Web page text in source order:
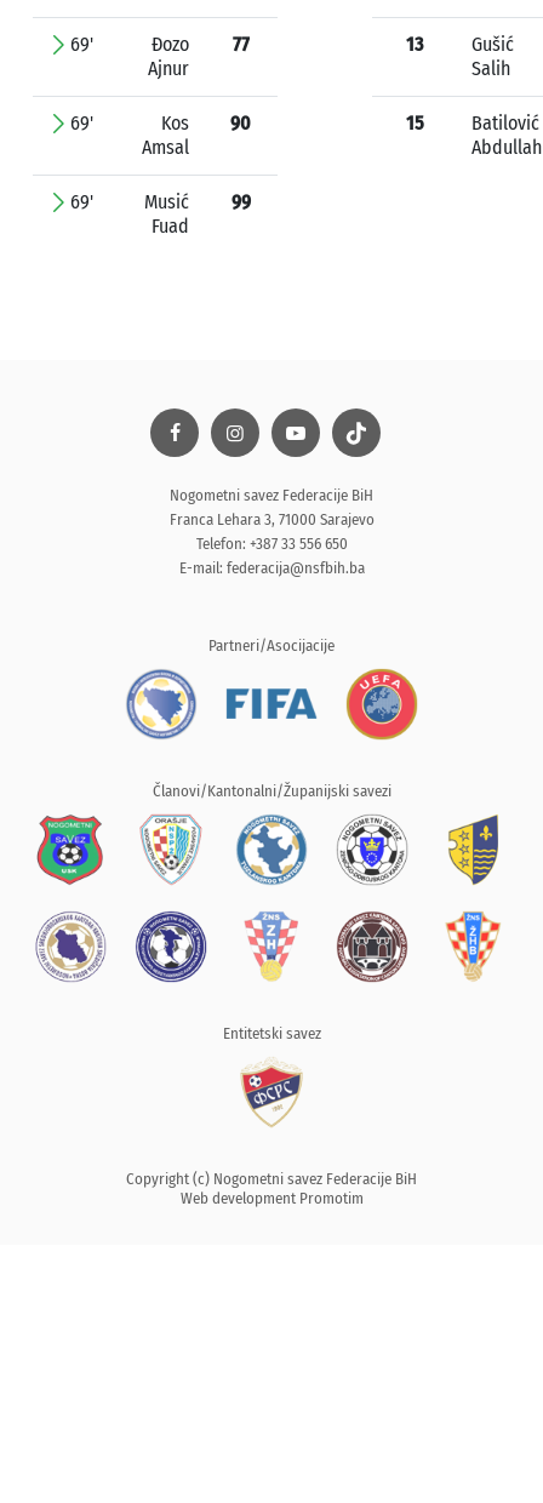
69'
Đozo
Ajnur
77
69'
Kos
Amsal
90
69'
Musić
Fuad
99
13
Gušić
Salih
15
Batilović
Abdullah
Nogometni savez Federacije BiH
Franca Lehara 3, 71000 Sarajevo
Telefon: +387 33 556 650
E-mail: federacija@nsfbih.ba
Partneri/Asocijacije
Članovi/Kantonalni/Županijski savezi
Entitetski savez
Copyright (c) Nogometni savez Federacije BiH
Web development Promotim